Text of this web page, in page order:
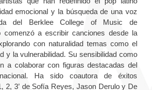
emocional y la búsqueda de una voz
del Berklee College of Music de
comenzó a escribir canciones desde la
con naturalidad temas como el
y la vulnerabilidad. Su sensibilidad como
a colaborar con figuras destacadas del
Ha sido coautora de éxitos
2, 3’ de Sofía Reyes, Jason Derulo y De